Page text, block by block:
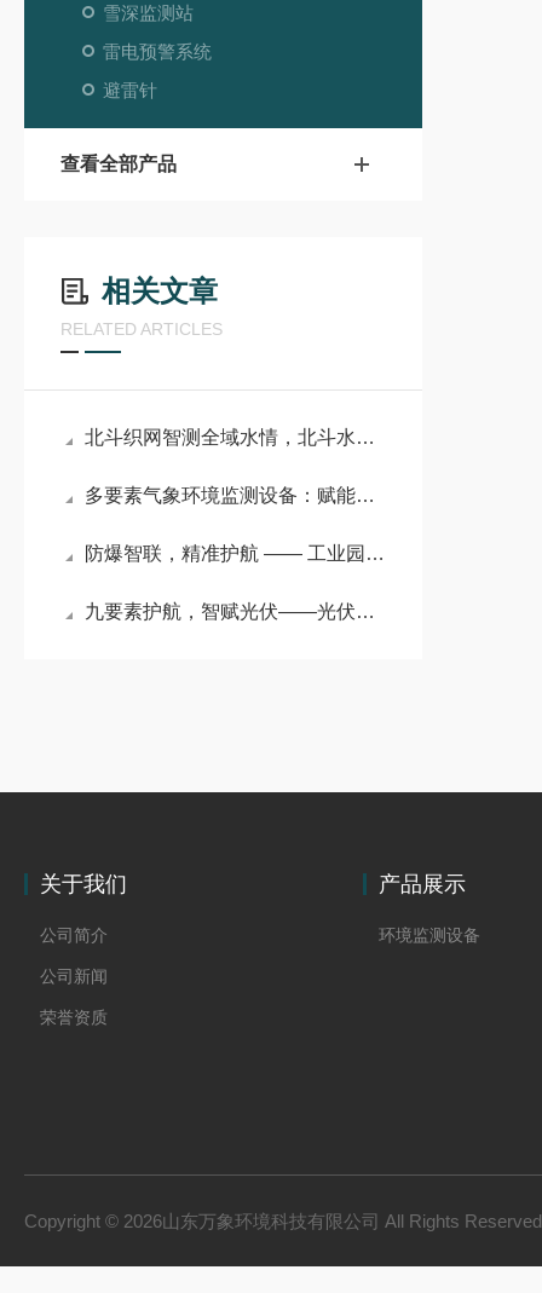
雪深监测站
雷电预警系统
避雷针
查看全部产品
相关文章
RELATED ARTICLES
北斗织网智测全域水情，北斗水文环境监测设备筑牢江河安全防线
多要素气象环境监测设备：赋能全域气象监测，以科技助力智慧环境治理
防爆智联，精准护航 —— 工业园区环境监测设备筑牢高危场景安全防线#2026
九要素护航，智赋光伏——光伏电站环境监测设备的全能守护
关于我们
公司简介
公司新闻
荣誉资质
产品展示
环境监测设备
Copyright © 2026山东万象环境科技有限公司 All Rights